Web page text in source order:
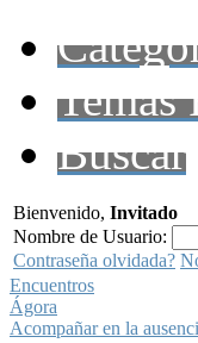
Temas
Buscar
Bienvenido, Invitado
Nombre de Usuario:
Contraseña olvidada?
Encuentros
Ágora
Acompañar en la